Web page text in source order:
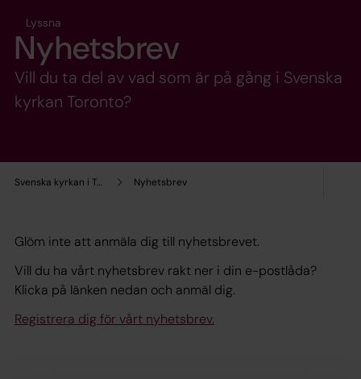
Svenska kyrkan i Toronto Nyhetsbrev
Lyssna
Nyhetsbrev
Vill du ta del av vad som är på gång i Svenska
kyrkan Toronto?
Glöm inte att anmäla dig till nyhetsbrevet.
Vill du ha vårt nyhetsbrev rakt ner i din e-postlåda?
Klicka på länken nedan och anmäl dig.
Registrera dig för vårt nyhetsbrev.